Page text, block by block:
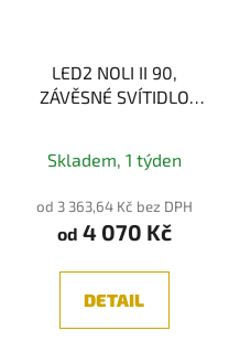
LED2 NOLI II 90,
ZÁVĚSNÉ SVÍTIDLO
Skladem, 1 týden
od 3 363,64 Kč bez DPH
od 4 070 Kč
DETAIL